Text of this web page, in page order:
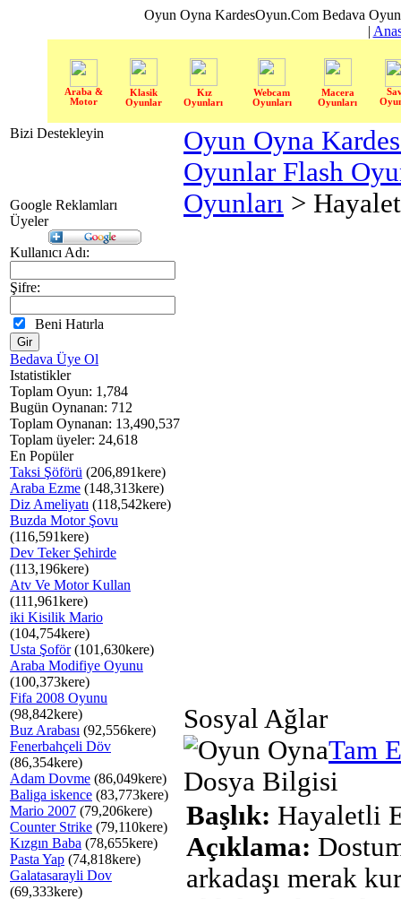
Oyun Oyna KardesOyun.Com Bedava
|
Araba &
Motor
Klasik
Oyunlar
Kız
Oyunları
Webcam
Oyunları
Macera
Oyunları
Bizi Destekleyin
Google Reklamları
Üyeler
Kullanıcı Adı:
Şifre:
Beni Hatırla
Bedava Üye Ol
Istatistikler
Toplam Oyun: 1,784
Bugün Oynanan: 712
Toplam Oynanan: 13,490,537
Toplam üyeler: 24,618
En Popüler
Taksi Şöförü (206,891kere)
Araba Ezme (148,313kere)
Diz Ameliyatı (118,542kere)
Buzda Motor Şovu
(116,591kere)
Dev Teker Şehirde
(113,196kere)
Atv Ve Motor Kullan
(111,961kere)
iki Kisilik Mario
(104,754kere)
Usta Şoför(101,630kere)
Araba Modifiye Oyunu
(100,373kere)
Fifa 2008 Oyunu
(98,842kere)
Buz Arabası (92,556kere)
Fenerbahçeli Döv
(86,354kere)
Adam Dovme (86,049kere)
Baliga iskence (83,773kere)
Mario 2007 (79,206kere)
Counter Strike (79,110kere)
Kızgın Baba (78,655kere)
Pasta Yap (74,818kere)
Galatasarayli Dov
(69,333kere)
Oyun Oyna
Oyunlar Flash
Oyunları >
Sosyal Ağlar
Tam
Dosya Bilgisi
Başlık: Hayaletli
Açıklama:
arkadaşı merak